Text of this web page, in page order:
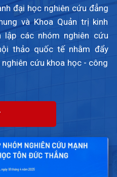
đại học nghiên cứu đẳng
và Khoa Quản trị kinh
lập các nhóm nghiên cứu
thảo quốc tế nhằm đẩy
cứu khoa học - công